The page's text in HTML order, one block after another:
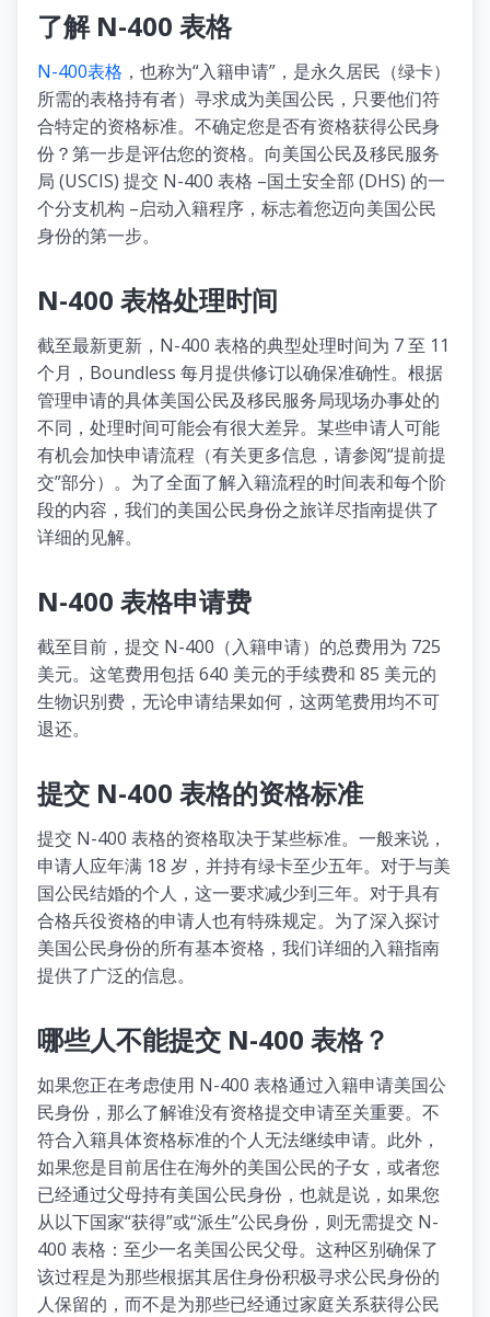
了解 N-400 表格
N-400表格 ，也称为“入籍申请”，是永久居民（绿卡）
所需的表格持有者）寻求成为美国公民，只要他们符
合特定的资格标准。不确定您是否有资格获得公民身
份？第一步是评估您的资格。向美国公民及移民服务
局 (USCIS) 提交 N-400 表格 –国土安全部 (DHS) 的一
个分支机构 –启动入籍程序，标志着您迈向美国公民
身份的第一步。
N-400 表格处理时间
截至最新更新，N-400 表格的典型处理时间为 7 至 11
个月，Boundless 每月提供修订以确保准确性。根据
管理申请的具体美国公民及移民服务局现场办事处的
不同，处理时间可能会有很大差异。某些申请人可能
有机会加快申请流程（有关更多信息，请参阅“提前提
交”部分）。为了全面了解入籍流程的时间表和每个阶
段的内容，我们的美国公民身份之旅详尽指南提供了
详细的见解。
N-400 表格申请费
截至目前，提交 N-400（入籍申请）的总费用为 725
美元。这笔费用包括 640 美元的手续费和 85 美元的
生物识别费，无论申请结果如何，这两笔费用均不可
退还。
提交 N-400 表格的资格标准
提交 N-400 表格的资格取决于某些标准。一般来说，
申请人应年满 18 岁，并持有绿卡至少五年。对于与美
国公民结婚的个人，这一要求减少到三年。对于具有
合格兵役资格的申请人也有特殊规定。为了深入探讨
美国公民身份的所有基本资格，我们详细的入籍指南
提供了广泛的信息。
哪些人不能提交 N-400 表格？
如果您正在考虑使用 N-400 表格通过入籍申请美国公
民身份，那么了解谁没有资格提交申请至关重要。不
符合入籍具体资格标准的个人无法继续申请。此外，
如果您是目前居住在海外的美国公民的子女，或者您
已经通过父母持有美国公民身份，也就是说，如果您
从以下国家“获得”或“派生”公民身份，则无需提交 N-
400 表格：至少一名美国公民父母。这种区别确保了
该过程是为那些根据其居住身份积极寻求公民身份的
人保留的，而不是为那些已经通过家庭关系获得公民